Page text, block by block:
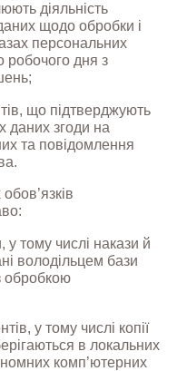
діяльність
щодо обробки і
персональних
робочого дня з
що підтверджують
даних згоди на
та повідомлення
у тому числі накази й
володільцем бази
обробкою
у тому числі копії
в локальних
комп’ютерних